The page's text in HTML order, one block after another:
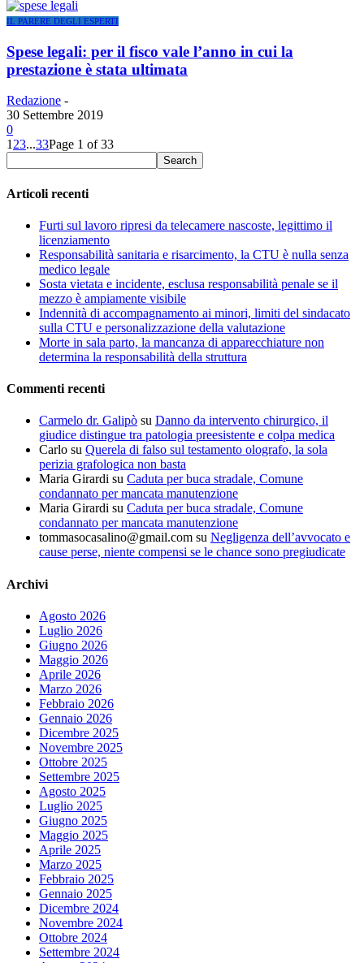
IL PARERE DEGLI ESPERTI
Spese legali: per il fisco vale l’anno in cui la
prestazione è stata ultimata
Redazione -
30 Settembre 2019
0
1 23...33Page 1 of 33
Articoli recenti
Furti sul lavoro ripresi da telecamere nascoste, legittimo il
licenziamento
Responsabilità sanitaria e risarcimento, la CTU è nulla senza
medico legale
Sosta vietata e incidente, esclusa responsabilità penale se il
mezzo è ampiamente visibile
Indennità di accompagnamento ai minori, limiti del sindacato
sulla CTU e personalizzazione della valutazione
Morte in sala parto, la mancanza di apparecchiature non
determina la responsabilità della struttura
Commenti recenti
Carmelo dr. Galipò su Danno da intervento chirurgico, il
giudice distingue tra patologia preesistente e colpa medica
Carlo su Querela di falso sul testamento olografo, la sola
perizia grafologica non basta
Maria Girardi su Caduta per buca stradale, Comune
condannato per mancata manutenzione
Maria Girardi su Caduta per buca stradale, Comune
condannato per mancata manutenzione
tommasocasalino@gmail.com su Negligenza dell’avvocato e
cause perse, niente compensi se le chance sono pregiudicate
Archivi
Agosto 2026
Luglio 2026
Giugno 2026
Maggio 2026
Aprile 2026
Marzo 2026
Febbraio 2026
Gennaio 2026
Dicembre 2025
Novembre 2025
Ottobre 2025
Settembre 2025
Agosto 2025
Luglio 2025
Giugno 2025
Maggio 2025
Aprile 2025
Marzo 2025
Febbraio 2025
Gennaio 2025
Dicembre 2024
Novembre 2024
Ottobre 2024
Settembre 2024